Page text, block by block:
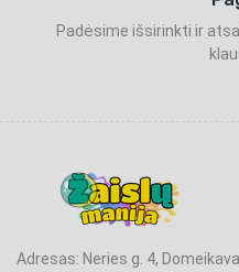
Padėsime išsirinkti ir
Adresas: Neries g. 4,